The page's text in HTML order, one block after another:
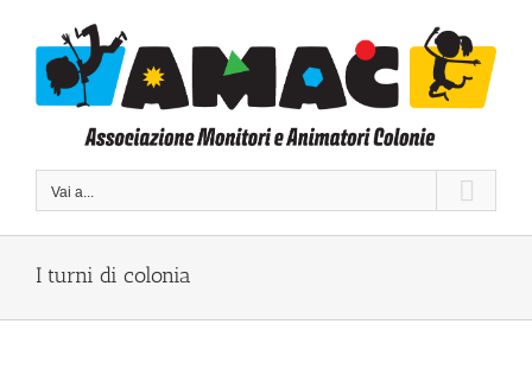
contenuto
Vai a...
I turni di colonia